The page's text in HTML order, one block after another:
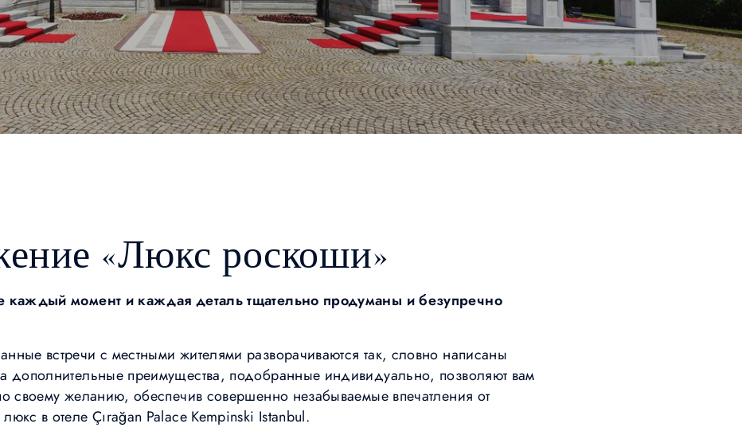
«Люкс роскоши»
каждый момент и каждая деталь тщательно продуманы и безупречно
встречи с местными жителями разворачиваются так, словно написаны
дополнительные преимущества, подобранные индивидуально, позволяют вам
своему желанию, обеспечив совершенно незабываемые впечатления от
в отеле Çırağan Palace Kempinski Istanbul.